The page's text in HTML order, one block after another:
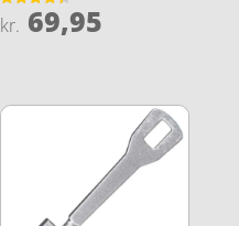
Vurderet
4.4
kr. 69,95